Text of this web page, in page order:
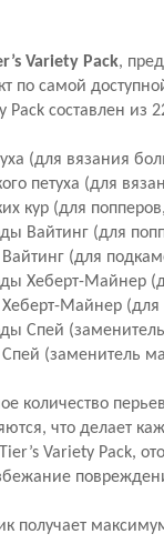
Variety Pack,
по самой
составлен из
(для вязания
петуха (для
кур (для
Вайтинг (для
Вайтинг (для
Хеберт-Майнер
Хеберт-Майнер
Спей
(заменитель
количество
что делает
Variety Pack,
получает